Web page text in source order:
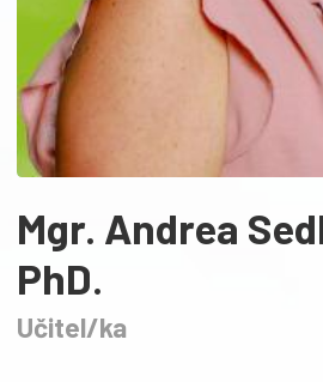
Mgr. Andrea
PhD.
Učitel/ka